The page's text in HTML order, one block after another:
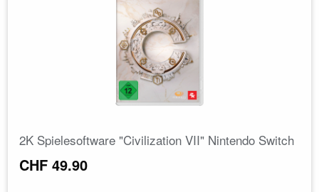
2K Spielesoftware "Civilization VII" Nintendo Switch
CHF 49.90